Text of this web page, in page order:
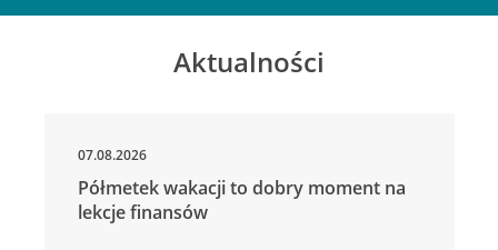
Aktualności
07.08.2026
Półmetek wakacji to dobry moment na
lekcje finansów